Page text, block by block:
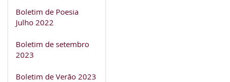
Boletim de Poesia
Julho 2022
Boletim de setembro
2023
Boletim de Verão 2023